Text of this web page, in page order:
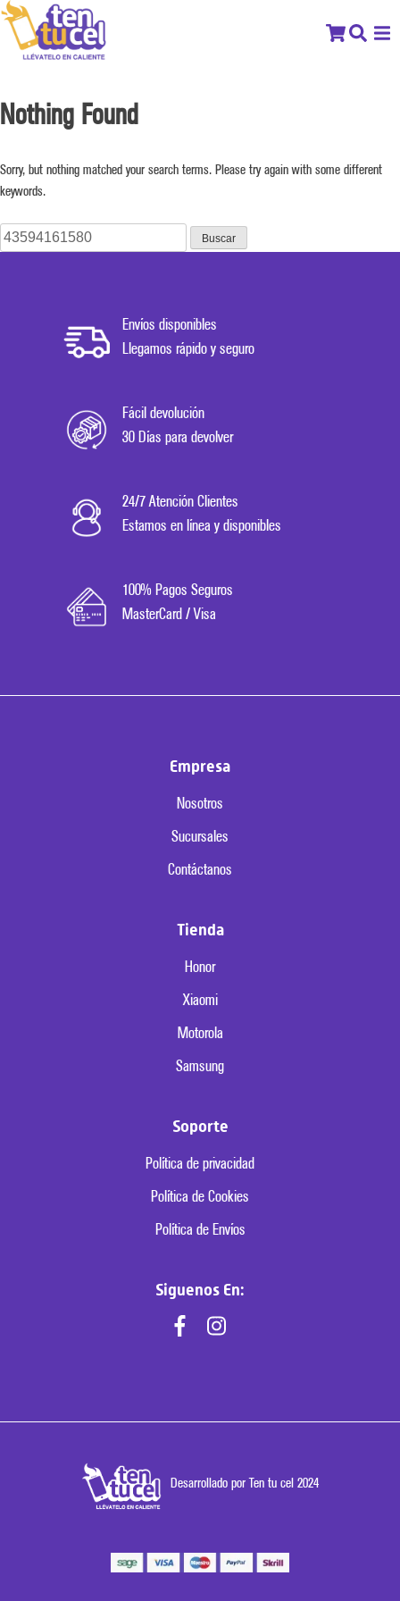
Nothing Found
Sorry, but nothing matched your search terms. Please try again with some different
keywords.
Buscar:
Envíos disponibles
Llegamos rápido y seguro
Fácil devolución
30 Días para devolver
24/7 Atención Clientes
Estamos en línea y disponibles
100% Pagos Seguros
MasterCard / Visa
Empresa
Nosotros
Sucursales
Contáctanos
Tienda
Honor
Xiaomi
Motorola
Samsung
Soporte
Política de privacidad
Política de Cookies
Política de Envíos
Siguenos En:
Desarrollado por Ten tu cel 2024